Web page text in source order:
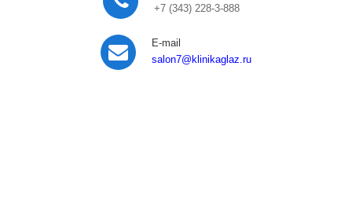
+7 (343) 228-3-888
E-mail
salon7@klinikaglaz.ru